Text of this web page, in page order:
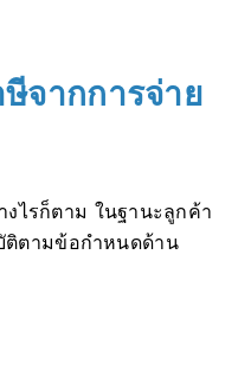
จากการจ่าย
งไรก็ตาม ในฐานะลูกค้า
ตามข้อกำหนดด้าน